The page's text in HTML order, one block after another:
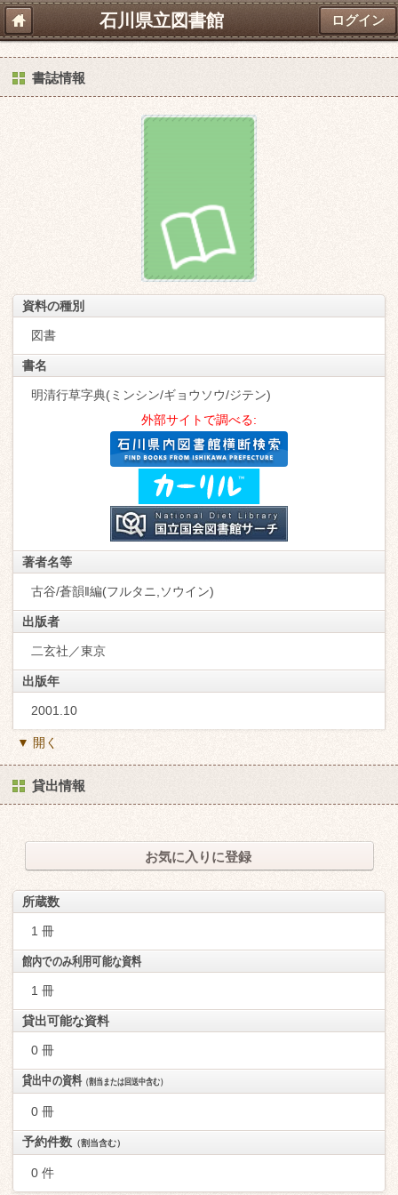
石川県立図書館 ログイン
書誌情報
資料の種別
図書
書名
明清行草字典(ミンシン/ギョウソウ/ジテン)
外部サイトで調べる:
著者名等
古谷/蒼韻‖編(フルタニ,ソウイン)
出版者
二玄社／東京
出版年
2001.10
▼ 開く
貸出情報
お気に入りに登録
所蔵数
1 冊
館内でのみ利用可能な資料
1 冊
貸出可能な資料
0 冊
貸出中の資料（割当または回送中含む）
0 冊
予約件数 （割当含む）
0 件